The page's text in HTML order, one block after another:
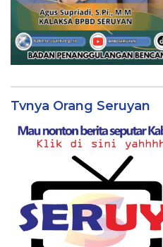
Tvnya Orang Seruyan